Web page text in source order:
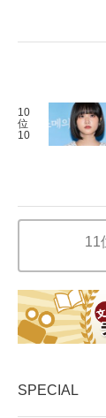
10
位
10
11
SPECIAL